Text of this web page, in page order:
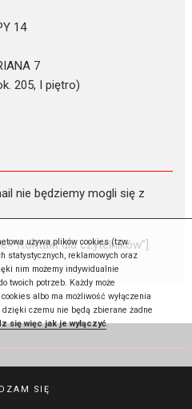
używa plików cookies (tzw.
statystycznych, reklamowych oraz
nim możemy indywidualnie
twoich potrzeb. Każdy może
albo ma możliwość wyłączenia
czemu nie będą zbierane żadne
się więc jak je wyłączyć.
SIĘ
14
7
205, I piętro)
nie będziemy mogli się z
dla czytelników”]